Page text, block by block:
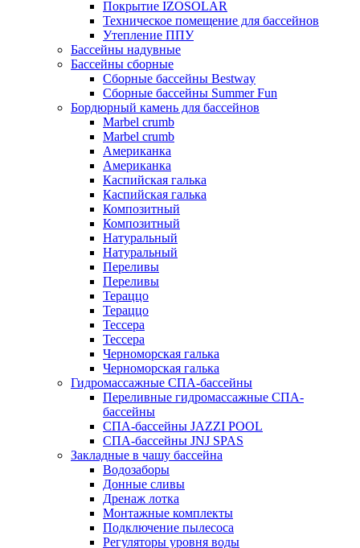
Покрытие IZOSOLAR
Техническое помещение для бассейнов
Утепление ППУ
Бассейны надувные
Бассейны сборные
Сборные бассейны Bestway
Сборные бассейны Summer Fun
Бордюрный камень для бассейнов
Marbel crumb
Marbel crumb
Американка
Американка
Каспийская галька
Каспийская галька
Композитный
Композитный
Натуральный
Натуральный
Переливы
Переливы
Тераццо
Тераццо
Тессера
Тессера
Черноморская галька
Черноморская галька
Гидромассажные СПА-бассейны
Переливные гидромассажные СПА-
бассейны
СПА-бассейны JAZZI POOL
СПА-бассейны JNJ SPAS
Закладные в чашу бассейна
Водозаборы
Донные сливы
Дренаж лотка
Монтажные комплекты
Подключение пылесоса
Регуляторы уровня воды